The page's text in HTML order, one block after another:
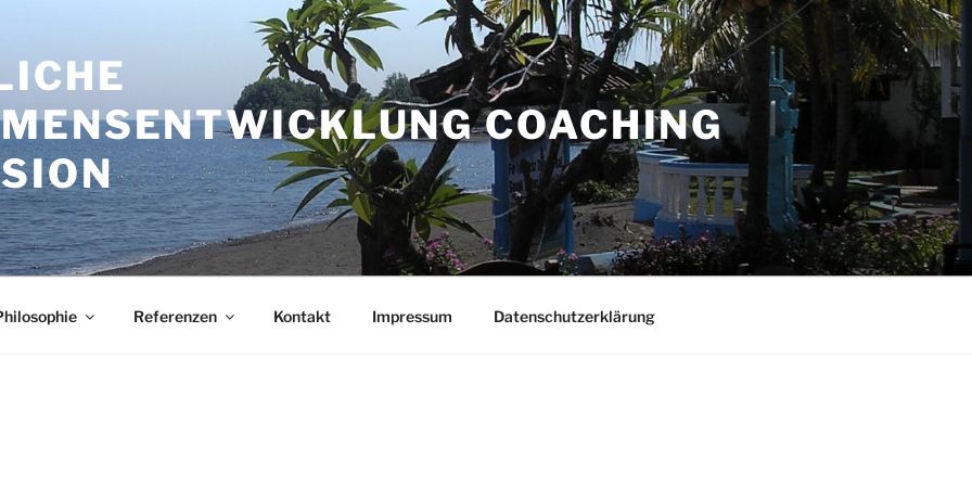
COACHING
Referenzen Kontakt Impressum Datenschutzerklärung